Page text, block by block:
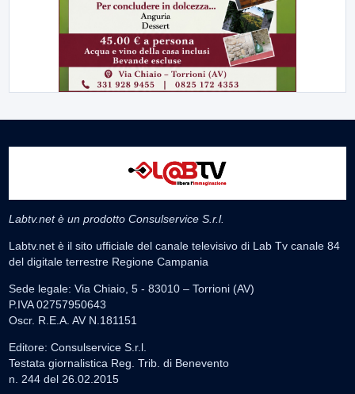
Labtv.net è un prodotto Consulservice S.r.l.
Labtv.net è il sito ufficiale del canale televisivo di Lab Tv canale 84
del digitale terrestre Regione Campania
Sede legale: Via Chiaio, 5 - 83010 – Torrioni (AV)
P.IVA 02757950643
Oscr. R.E.A. AV N.181151
Editore: Consulservice S.r.l.
Testata giornalistica Reg. Trib. di Benevento
n. 244 del 26.02.2015